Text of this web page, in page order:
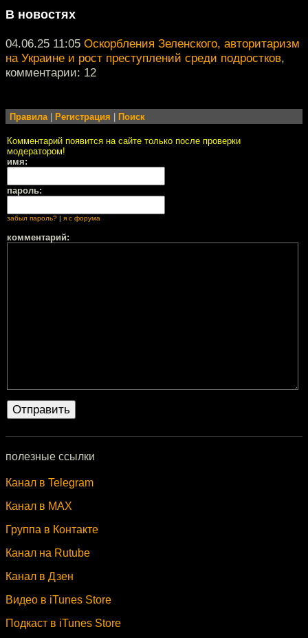
В новостях
04.06.25 11:05 Оскорбления Зеленского, авторитаризм
на Украине и рост преступлений среди подростков,
комментарии: 12
Правила| Регистрация Поиск
Комментарий появится на сайте только после проверки
модератором!
имя:
пароль:
забыл пароль? я с форума
комментарий:
полезные ссылки
Канал в Telegram
Канал в MAX
Группа в Контакте
Канал на Rutube
Канал в Дзен
Видео в iTunes Store
Подкаст в iTunes Store